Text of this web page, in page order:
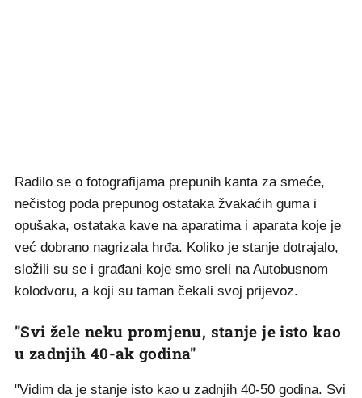
Radilo se o fotografijama prepunih kanta za smeće,
nečistog poda prepunog ostataka žvakaćih guma i
opušaka, ostataka kave na aparatima i aparata koje je
već dobrano nagrizala hrđa. Koliko je stanje dotrajalo,
složili su se i građani koje smo sreli na Autobusnom
kolodvoru, a koji su taman čekali svoj prijevoz.
"Svi žele neku promjenu, stanje je isto kao
u zadnjih 40-ak godina"
"Vidim da je stanje isto kao u zadnjih 40-50 godina. Svi